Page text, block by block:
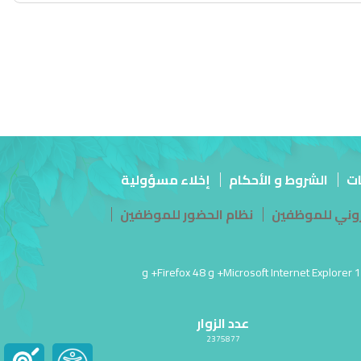
الشروط و الأحكام
إخلاء مسؤولية
للموظفين
نظام الحضور للموظفين
آخر تحديث للموقع في: 26 مارس أغسطس 04, 2026 05:47:م PM | أفضل عرض لهذا الموقع بدقة شاشة 1920 × 1080 | يدعم Microsoft Internet Explorer 10.0+ و Firefox 48+ و
عدد الزوار
2375877